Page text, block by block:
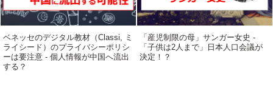
ベネッセのデジタル教材（Classi, ミ
ライシード）のプライバシーポリシ
ーは要注意 - 個人情報が中国へ流出
する？
「産児制限の母」サンガー女史 -
「子供は2人まで」日本人口会議が
決定！？